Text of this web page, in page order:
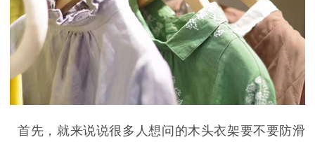
首先 ， 就来说说很多人想问的木头衣架要不要防滑